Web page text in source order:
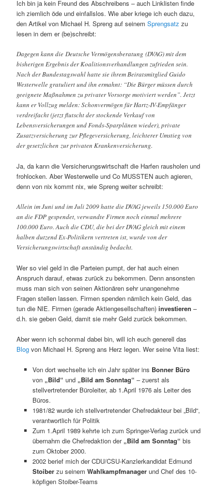
Ich bin ja kein Freund des Abschreibens – auch Linklisten finde
ich ziemlich öde und einfallslos. Wie aber kriege ich euch dazu,
den Artikel von Michael H. Spreng auf seinemSprengsatz zu
lesen in dem er (be)schreibt:
Dagegen kann die Deutsche Vermögensberatung (DVAG) mit dem
bisherigen Ergebnis der Koalitionsverhandlungen zufrieden sein.
Nach der Bundestagswahl hatte sie ihrem Beiratsmitglied Guido
Westerwelle gratuliert und ihn ermahnt: “Die Bürger müssen durch
geeignete Maßnahmen zu privater Vorsorge motiviert werden”. Jetzt
kann er Vollzug melden: Schonvermögen für Hartz-IV-Empfänger
verdreifacht (jetzt flutscht der stockende Verkauf von
Lebensversicherungen und Fonds-Sparplänen wieder), private
Zusatzversicherung zur Pflegeversicherung, leichterer Umstieg von
der gesetzlichen zur privaten Krankenversicherung.
Ja, da kann die Versicherungswirtschaft die Harfen rausholen und
frohlocken. Aber Westerwelle und Co MUSSTEN auch agieren,
denn von nix kommt nix, wie Spreng weiter schreibt:
Allein im Juni und im Juli 2009 hatte die DVAG jeweils 150.000 Euro
an die FDP gespendet, verwandte Firmen noch einmal mehrere
100.000 Euro. Auch die CDU, die bei der DVAG gleich mit einem
halben dutzend Ex-Politikern vertreten ist, wurde von der
Versicherungswirtschaft anständig bedacht.
Wer so viel geld in die Parteien pumpt, der hat auch einen
Anspruch darauf, etwas zurück zu bekommen. Denn ansonsten
muss man sich von seinen Aktionären sehr unangenehme
Fragen stellen lassen. Firmen spenden nämlich kein Geld, das
tun die NIE. Firmen (gerade Aktiengesellschaften)investieren –
d.h. sie geben Geld, damit sie mehr Geld zurück bekommen.
Aber wenn ich schonmal dabei bin, will ich euch generell das
Blog von Michael H. Spreng ans Herz legen. Wer seine Vita liest:
Von dort wechselte ich ein Jahr später ins Bonner Büro
von „Bild“ und „Bild am Sonntag“ – zuerst als
stellvertretender Büroleiter, ab 1.April 1976 als Leiter des
Büros.
1981/82 wurde ich stellvertretender Chefredakteur bei „Bild“,
verantwortlich für Politik
Zum 1.April 1989 kehrte ich zum Springer-Verlag zurück und
übernahm die Chefredaktion der „Bild am Sonntag“ bis
zum Oktober 2000.
2002 berief mich der CDU/CSU-Kanzlerkandidat Edmund
Stoiber zu seinem Wahlkampfmanagerund Chef des 10-
köpfigen Stoiber-Teams